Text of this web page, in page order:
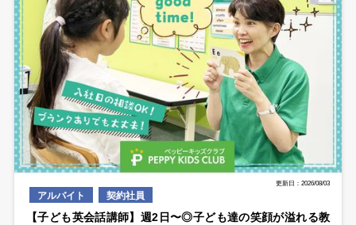
更新日：2026/08/03
アルバイト 契約社員
【子ども英会話講師】週2日〜◎子ども達の笑顔が溢れる教